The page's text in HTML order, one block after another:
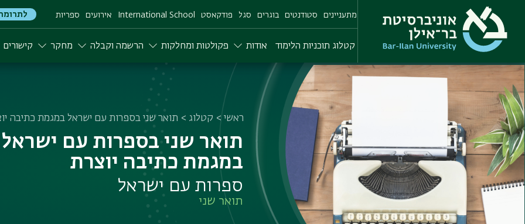
main
content
מתעניינים סטודנטים בוגרים סגל פודקאסט International School אירועים ספריות
קטלוג תוכניות הלימוד אודות פקולטות ומחלקות הרשמה וקבלה מחקר קישורים
ראשי קטלוג תואר שני בספרות עם ישראל במגמת כתיבה
תואר שני בספרות עם ישראל
במגמת כתיבה יוצרת
ספרות עם ישראל
תואר שני